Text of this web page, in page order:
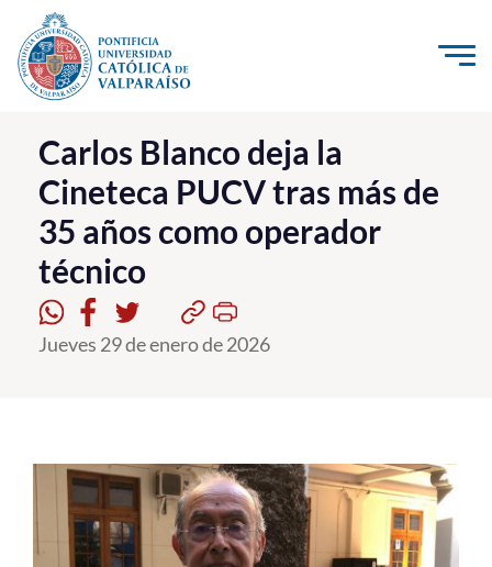
Click acá para ir directamente al contenido
La Universidad
Investigación, Creación e Innovación
PUCV Internacional
Vinculación con el Medio
Admisión
Formación Continua
Estudiantes
Carlos Blanco deja la
Cineteca PUCV tras más de
35 años como operador
técnico
Jueves 29 de enero de 2026